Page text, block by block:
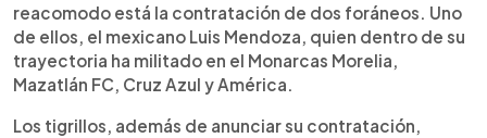
reacomodo está la contratación de dos foráneos. Uno
de ellos, el mexicano Luis Mendoza, quien dentro de su
trayectoria ha militado en el Monarcas Morelia,
Mazatlán FC, Cruz Azul y América.
Los tigrillos, además de anunciar su contratación,